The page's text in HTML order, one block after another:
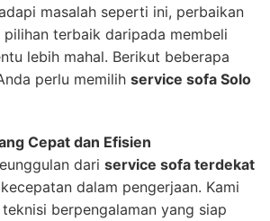
masalah seperti ini, perbaikan
terbaik daripada membeli
lebih mahal. Berikut beberapa
perlu memilih service sofa Solo
Cepat dan Efisien
dari service sofa terdekat
dalam pengerjaan. Kami
berpengalaman yang siap